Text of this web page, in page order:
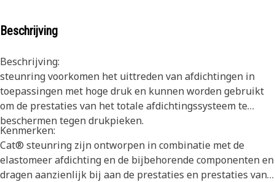
Beschrijving
Beschrijving:
steunring voorkomen het uittreden van afdichtingen in
toepassingen met hoge druk en kunnen worden gebruikt
om de prestaties van het totale afdichtingssysteem te
beschermen tegen drukpieken.
Kenmerken:
Cat® steunring zijn ontworpen in combinatie met de
elastomeer afdichting en de bijbehorende componenten en
dragen aanzienlijk bij aan de prestaties en prestaties van